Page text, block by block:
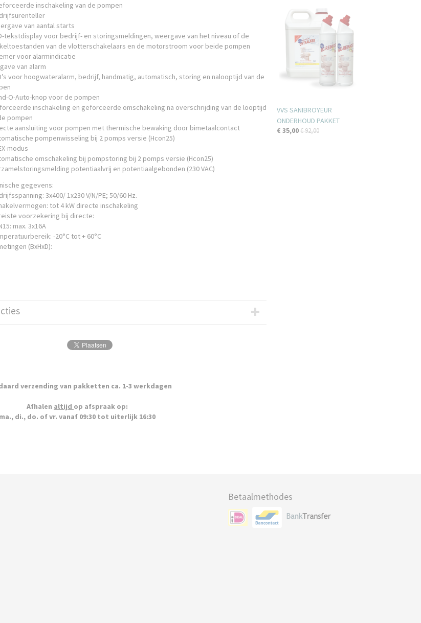
inschakeling van de pompen
van aantal starts
tekstdisplay voor bedrijf- en storingsmeldingen, weergave van het niveau of de
van de vlotterschakelaars en de motorstroom voor beide pompen
voor alarmindicatie
van alarm
voor hoogwateralarm, bedrijf, handmatig, automatisch, storing en nalooptijd van de
O-Auto-knop voor de pompen
inschakeling en geforceerde omschakeling na overschrijding van de looptijd
pompen
aansluiting voor pompen met thermische bewaking door bimetaalcontact
pompenwisseling bij 2 pomps versie (Hcon25)
modus
omschakeling bij pompstoring bij 2 pomps versie (Hcon25)
potentiaalvrij en potentiaalgebonden (230 VAC)
gegevens:
3x400/ 1x230 V/N/PE; 50/60 Hz.
tot 4 kW directe inschakeling
voorzekering bij directe:
max. 3x16A
-20°C tot + 60°C
(BxHxD):
VVS SANIBROYEUR
ONDERHOUD PAKKET
€ 35,00€ 92,00
verzending van pakketten ca. 1-3 werkdagen
Afhalen altijd op afspraak op:
ma., di., do. of vr. vanaf 09:30 tot uiterlijk 16:30
Betaalmethodes